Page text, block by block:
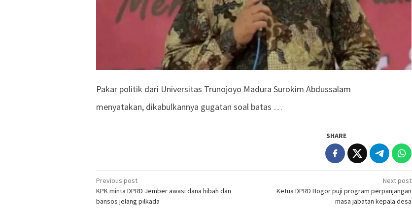
Pakar politik dari Universitas Trunojoyo Madura Surokim Abdussalam
menyatakan, dikabulkannya gugatan soal batas …
SHARE
Post
navigation
Previous post
KPK minta DPRD Jember awasi dana hibah dan
bansos jelang pilkada
Next post
Ketua DPRD Bogor puji program perpanjangan
masa jabatan kepala desa